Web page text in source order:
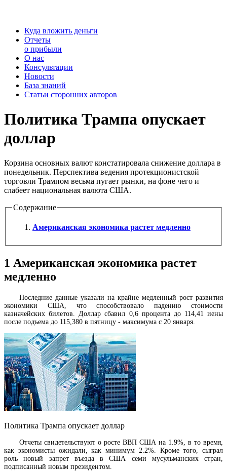
Куда вложить деньги
Отчеты
о прибыли
О нас
Консультации
Новости
База знаний
Статьи сторонних авторов
Политика Трампа опускает
доллар
Корзина основных валют констатировала снижение доллара в
понедельник. Перспектива ведения протекционистской
торговли Трампом весьма пугает рынки, на фоне чего и
слабеет национальная валюта США.
Содержание
Американская экономика растет медленно
1 Американская экономика растет
медленно
Последние данные указали на крайне медленный рост развития
экономики США, что способствовало падению стоимости
казначейских билетов. Доллар сбавил 0,6 процента до 114,41 иены
после подъема до 115,380 в пятницу - максимума с 20 января.
Политика Трампа опускает доллар
Отчеты свидетельствуют о росте ВВП США на 1.9%, в то время,
как экономисты ожидали, как минимум 2.2%. Кроме того, сыграл
роль новый запрет въезда в США семи мусульманских стран,
подписанный новым президентом.